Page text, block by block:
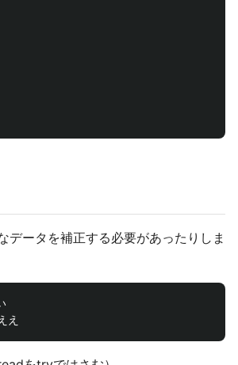
データを補正する必要があったりしま